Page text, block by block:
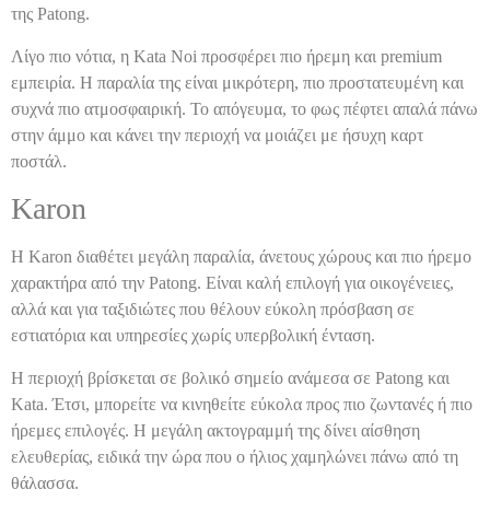
της Patong.
Λίγο πιο νότια, η Kata Noi προσφέρει πιο ήρεμη και premium
εμπειρία. Η παραλία της είναι μικρότερη, πιο προστατευμένη και
συχνά πιο ατμοσφαιρική. Το απόγευμα, το φως πέφτει απαλά πάνω
στην άμμο και κάνει την περιοχή να μοιάζει με ήσυχη καρτ
ποστάλ.
Karon
Η Karon διαθέτει μεγάλη παραλία, άνετους χώρους και πιο ήρεμο
χαρακτήρα από την Patong. Είναι καλή επιλογή για οικογένειες,
αλλά και για ταξιδιώτες που θέλουν εύκολη πρόσβαση σε
εστιατόρια και υπηρεσίες χωρίς υπερβολική ένταση.
Η περιοχή βρίσκεται σε βολικό σημείο ανάμεσα σε Patong και
Kata. Έτσι, μπορείτε να κινηθείτε εύκολα προς πιο ζωντανές ή πιο
ήρεμες επιλογές. Η μεγάλη ακτογραμμή της δίνει αίσθηση
ελευθερίας, ειδικά την ώρα που ο ήλιος χαμηλώνει πάνω από τη
θάλασσα.